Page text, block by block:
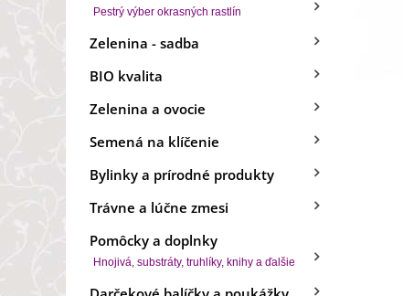
Pestrý výber okrasných rastlín
Zelenina - sadba
BIO kvalita
Zelenina a ovocie
Semená na klíčenie
Bylinky a prírodné produkty
Trávne a lúčne zmesi
Pomôcky a doplnky
Hnojivá, substráty, truhlíky, knihy a ďalšie